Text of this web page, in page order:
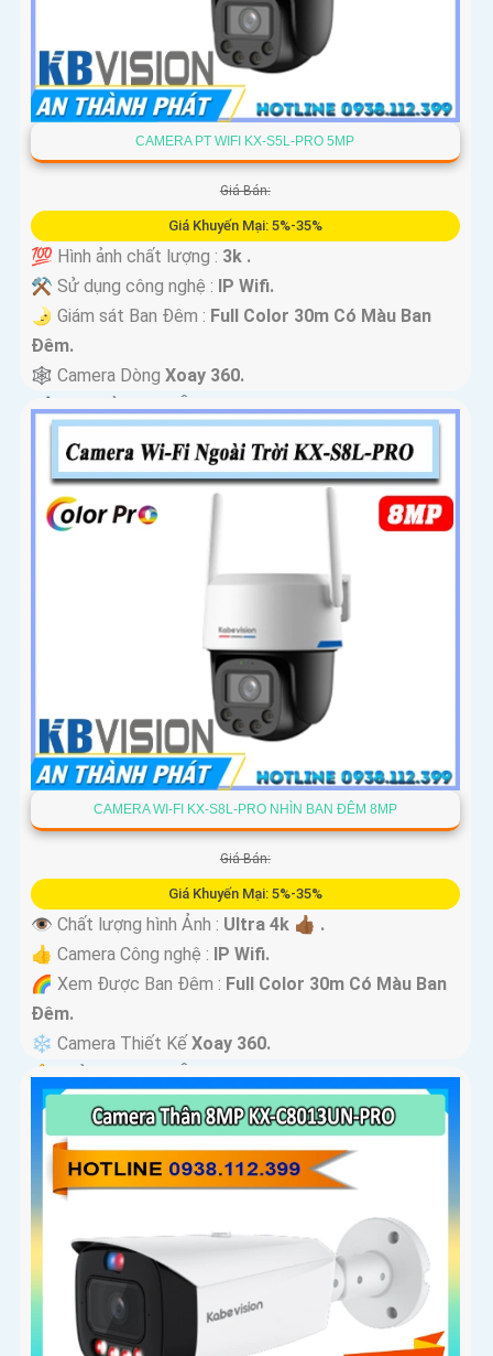
CAMERA PT WIFI KX-S5L-PRO 5MP
Giá Bán:
Giá Khuyến Mại: 5%-35%
💯 Hình ảnh chất lượng : 3k .
⚒ Sử dụng công nghệ : IP Wifi.
🌛 Giám sát Ban Đêm : Full Color 30m Có Màu Ban
Ðêm.
🕸️ Camera Dòng Xoay 360.
️📢 Đặt Điểm :Thu Âm Và Loa.
CAMERA WI-FI KX-S8L-PRO NHÌN BAN ĐÊM 8MP
Giá Bán:
Giá Khuyến Mại: 5%-35%
👁 Chất lượng hình Ảnh : Ultra 4k 👍🏾 .
👍 Camera Công nghệ : IP Wifi.
🌈 Xem Được Ban Đêm : Full Color 30m Có Màu Ban
Ðêm.
❄ Camera Thiết Kế Xoay 360.
️🔔 Khả Năng :Thu Âm Và Loa.